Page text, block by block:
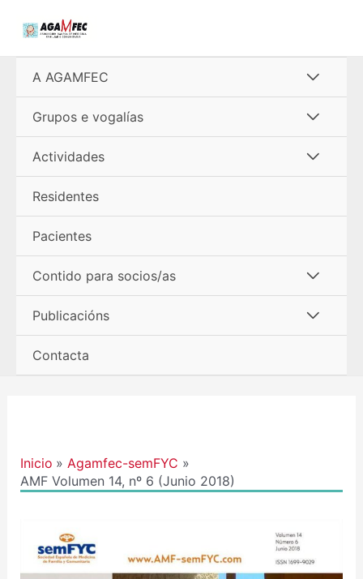
A AGAMFEC
menú
Grupos e vogalías
menú
Actividades
Residentes
Pacientes
Contido para socios/as
menú
Publicacións
Contacta
Inicio
Agamfec-semFYC
AMF Volumen 14, nº 6 (Junio 2018)